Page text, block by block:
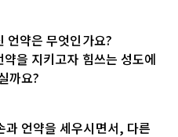
언약은 무엇인가요?
을 지키고자 힘쓰는 성도에
까요?
언약을 세우시면서, 다른